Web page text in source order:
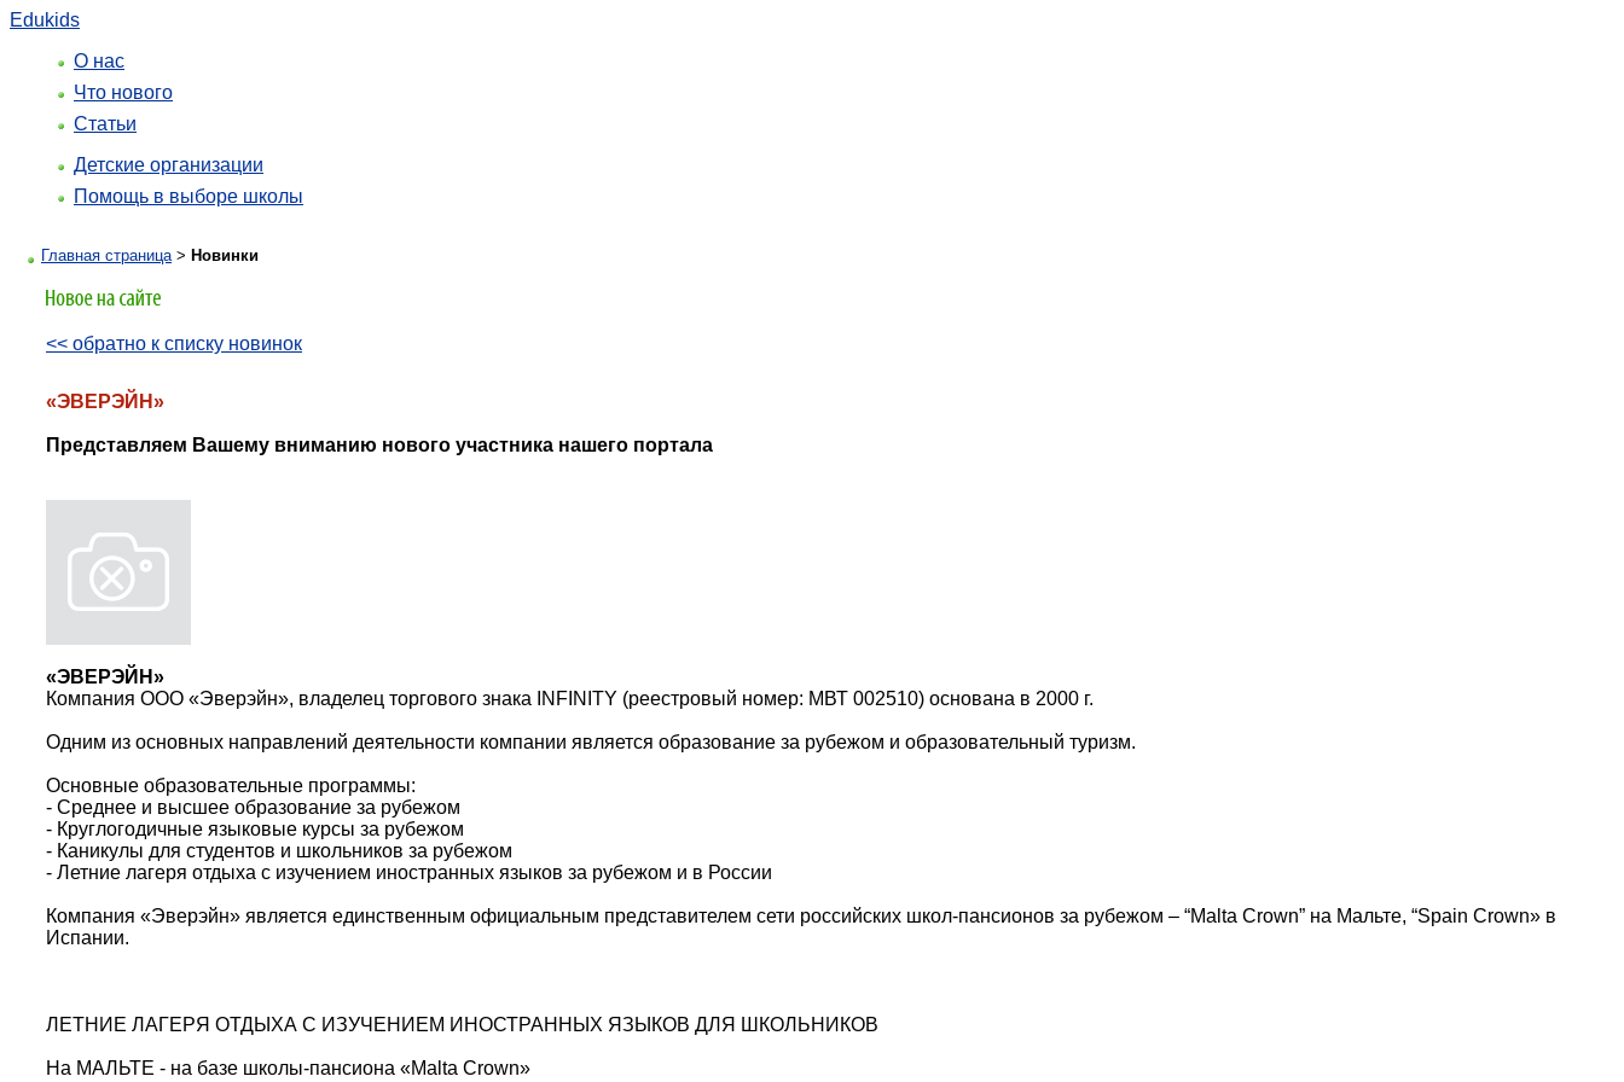
Edukids
О нас
Что нового
Статьи
Детские организации
Помощь в выборе школы
Главная страница> Новинки
<< обратно к списку новинок
«ЭВЕРЭЙН»
Представляем Вашему вниманию нового участника нашего портала
«ЭВЕРЭЙН»
Компания ООО «Эверэйн», владелец торгового знака INFINITY (реестровый номер: МВТ 002510) основана в 2000 г.
Одним из основных направлений деятельности компании является образование за рубежом и образовательный туризм.
Основные образовательные программы:
- Среднее и высшее образование за рубежом
- Круглогодичные языковые курсы за рубежом
- Каникулы для студентов и школьников за рубежом
- Летние лагеря отдыха с изучением иностранных языков за рубежом и в России
Компания «Эверэйн» является единственным официальным представителем сети российских школ-пансионов за рубежом – “Malta Crown” на Мальте, “Spain Crown» в
Испании.
ЛЕТНИЕ ЛАГЕРЯ ОТДЫХА С ИЗУЧЕНИЕМ ИНОСТРАННЫХ ЯЗЫКОВ ДЛЯ ШКОЛЬНИКОВ
На МАЛЬТЕ - на базе школы-пансиона «Malta Crown»